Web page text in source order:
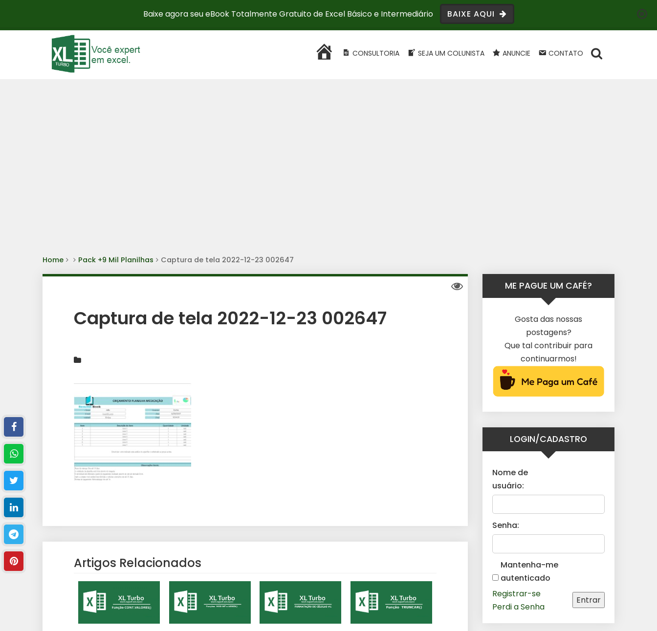
Baixe agora seu eBook Totalmente Gratuito de Excel Básico e Intermediário BAIXE AQUI
HOMECONSULTORIA SEJA UM COLUNISTA ANUNCIE CONTATO
Home Pack +9 Mil Planilhas Captura de tela 2022-12-23 002647
Captura de tela 2022-12-23 002647
Artigos Relacionados
ME PAGUE UM CAFÉ?
Gosta das nossas
postagens?
Que tal contribuir para
continuarmos!
LOGIN/CADASTRO
Nome de
usuário:
Senha:
Mantenha-me
autenticado
Entrar
Registrar-se
Perdi a Senha